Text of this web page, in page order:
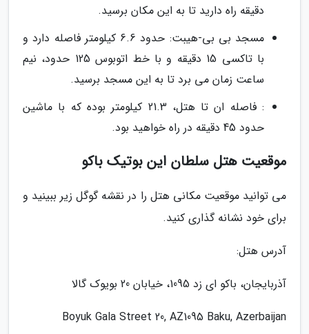
دقیقه راه دارید تا به این مکان برسید.
مسجد بی بی-هیبت: حدود 6.6 کیلومتر فاصله دارد و
با تاکسی 15 دقیقه و با خط اتوبوس 125 حدود، نیم
ساعت زمان می برد تا به این مسجد برسید.
: فاصله ان تا هتل، 21.3 کیلومتر بوده که با ماشین
حدود 45 دقیقه در راه خواهید بود.
موقعیت هتل سلطان این بوتیک باکو
می توانید موقعیت مکانی هتل را در نقشه گوگل زیر ببینید و
برای خود نشانه گذاری کنید.
آدرس هتل:
آذربایجان، باکو ای زد 1095، خیابان 20 بویوک گالا
Boyuk Gala Street 20, AZ1095 Baku, Azerbaijan